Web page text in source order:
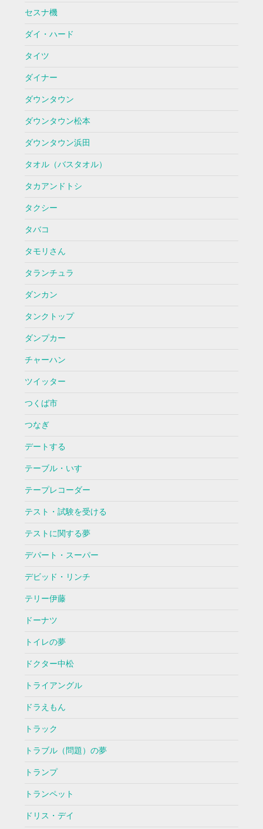
セスナ機
ダイ・ハード
タイツ
ダイナー
ダウンタウン
ダウンタウン松本
ダウンタウン浜田
タオル（バスタオル）
タカアンドトシ
タクシー
タバコ
タモリさん
タランチュラ
ダンカン
タンクトップ
ダンプカー
チャーハン
ツイッター
つくば市
つなぎ
デートする
テーブル・いす
テープレコーダー
テスト・試験を受ける
テストに関する夢
デパート・スーパー
デビッド・リンチ
テリー伊藤
ドーナツ
トイレの夢
ドクター中松
トライアングル
ドラえもん
トラック
トラブル（問題）の夢
トランプ
トランペット
ドリス・デイ